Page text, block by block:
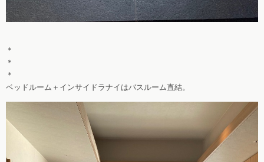
＊
＊
＊
ベッドルーム＋インサイドラナイはバスルーム直結。